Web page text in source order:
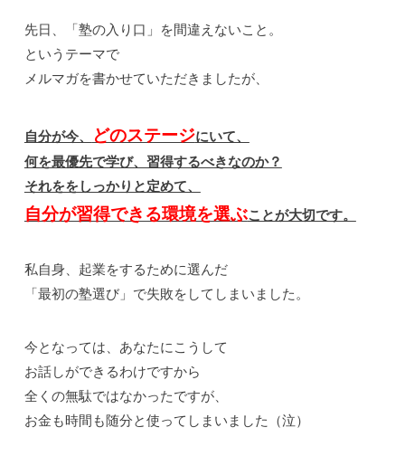
先日、「塾の入り口」を間違えないこと。
というテーマで
メルマガを書かせていただきましたが、
自分が今、 どのステージにいて、
何を最優先で学び、習得するべきなのか？
それををしっかりと定めて、
自分が習得できる環境を選ぶことが大切です。
私自身、起業をするために選んだ
「最初の塾選び」で失敗をしてしまいました。
今となっては、あなたにこうして
お話しができるわけですから
全くの無駄ではなかったですが、
お金も時間も随分と使ってしまいました（泣）